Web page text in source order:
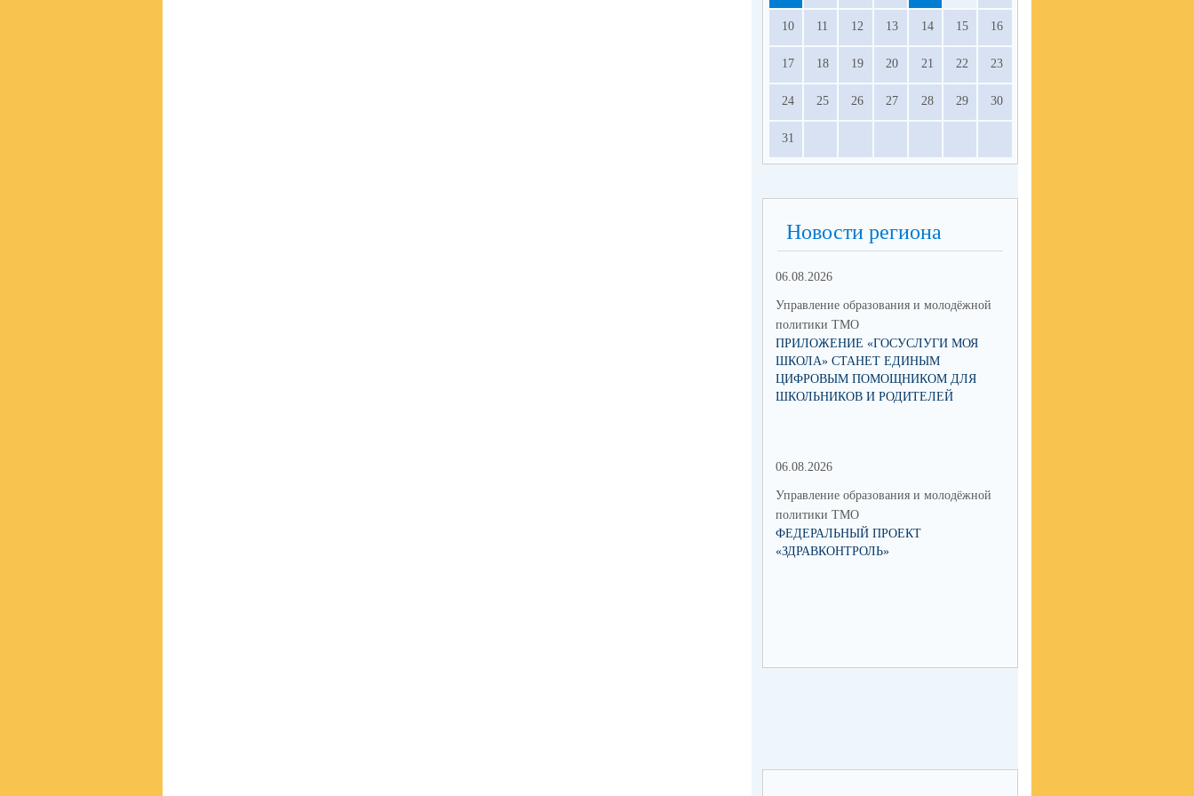
10 11 12 13 14 15 16
17 18 19 20 21 22 23
24 25 26 27 28 29 30
31
Новости региона
06.08.2026
Управление образования и молодёжной
политики ТМО
ПРИЛОЖЕНИЕ «ГОСУСЛУГИ МОЯ
ШКОЛА» СТАНЕТ ЕДИНЫМ
ЦИФРОВЫМ ПОМОЩНИКОМ ДЛЯ
ШКОЛЬНИКОВ И РОДИТЕЛЕЙ
06.08.2026
Управление образования и молодёжной
политики ТМО
ФЕДЕРАЛЬНЫЙ ПРОЕКТ
«ЗДРАВКОНТРОЛЬ»